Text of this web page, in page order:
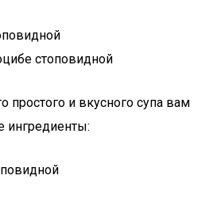
стоповидной
простого и вкусного супа вам
ингредиенты: